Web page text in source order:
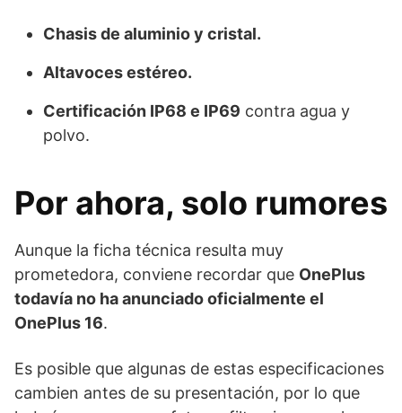
Chasis de aluminio y cristal.
Altavoces estéreo.
Certificación IP68 e IP69 contra agua y
polvo.
Por ahora, solo rumores
Aunque la ficha técnica resulta muy
prometedora, conviene recordar que OnePlus
todavía no ha anunciado oficialmente el
OnePlus 16.
Es posible que algunas de estas especificaciones
cambien antes de su presentación, por lo que